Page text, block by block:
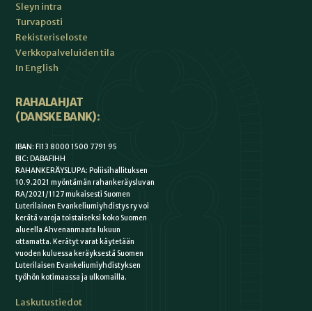
Sleyn intra
Turvaposti
Rekisteriseloste
Verkkopalveluiden tila
In English
RAHALAHJAT
(DANSKE BANK):
IBAN: FI13 8000 1500 7791 95
BIC: DABAFIHH
RAHANKERÄYSLUPA: Poliisihallituksen
10.9.2021 myöntämän rahankeräysluvan
RA/2021/1127 mukaisesti Suomen
Luterilainen Evankeliumiyhdistys ry voi
kerätä varoja toistaiseksi koko Suomen
alueella Ahvenanmaata lukuun
ottamatta. Kerätyt varat käytetään
vuoden kuluessa keräyksestä Suomen
Luterilaisen Evankeliumiyhdistyksen
työhön kotimaassa ja ulkomailla.
Laskutustiedot